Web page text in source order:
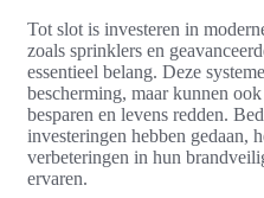
Tot slot is investeren in
zoals sprinklers en
essentieel belang. Deze
bescherming, maar kunnen
besparen en levens redden.
investeringen hebben gedaan,
verbeteringen in hun
ervaren.